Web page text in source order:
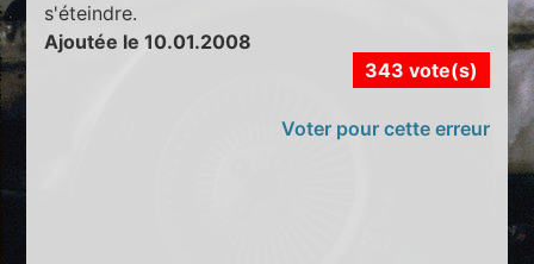
s'éteindre.
Ajoutée le 10.01.2008
343 vote(s)
Voter pour cette erreur